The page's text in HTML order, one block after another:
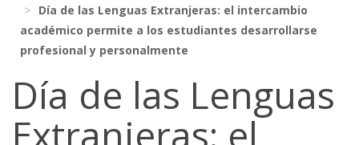
Día de las Lenguas Extranjeras: el intercambio
académico permite a los estudiantes desarrollarse
profesional y personalmente
Día de las Lenguas
Extranjeras: el